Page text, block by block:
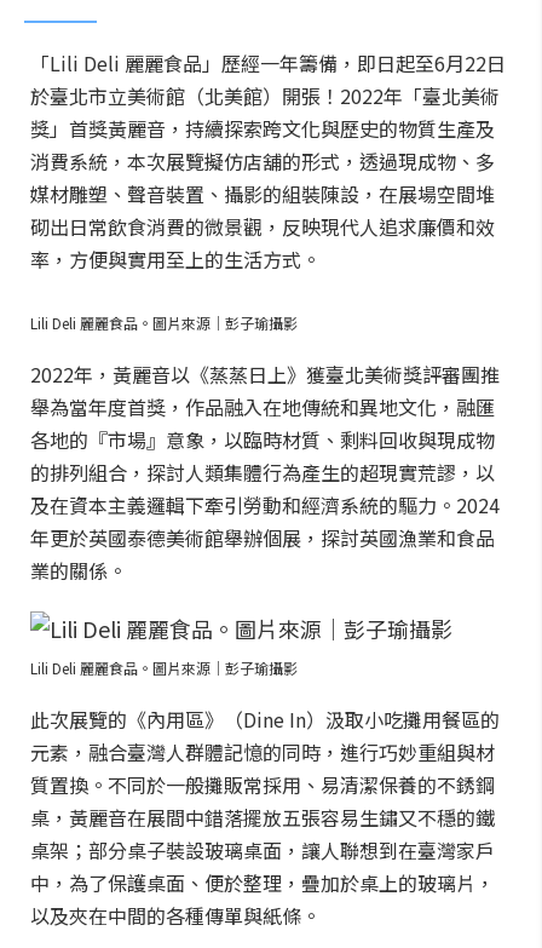
「Lili Deli 麗麗食品」歷經一年籌備，即日起至6月22日
於臺北市立美術館（北美館）開張！2022年「臺北美術
獎」首獎黃麗音，持續探索跨文化與歷史的物質生產及
消費系統，本次展覽擬仿店舖的形式，透過現成物、多
媒材雕塑、聲音裝置、攝影的組裝陳設，在展場空間堆
砌出日常飲食消費的微景觀，反映現代人追求廉價和效
率，方便與實用至上的生活方式。
Lili Deli 麗麗食品。圖片來源｜彭子瑜攝影
2022年，黃麗音以《蒸蒸日上》獲臺北美術獎評審團推
舉為當年度首獎，作品融入在地傳統和異地文化，融匯
各地的『市場』意象，以臨時材質、剩料回收與現成物
的排列組合，探討人類集體行為產生的超現實荒謬，以
及在資本主義邏輯下牽引勞動和經濟系統的驅力。2024
年更於英國泰德美術館舉辦個展，探討英國漁業和食品
業的關係。
Lili Deli 麗麗食品。圖片來源｜彭子瑜攝影
此次展覽的《內用區》（Dine In）汲取小吃攤用餐區的
元素，融合臺灣人群體記憶的同時，進行巧妙重組與材
質置換。不同於一般攤販常採用、易清潔保養的不銹鋼
桌，黃麗音在展間中錯落擺放五張容易生鏽又不穩的鐵
桌架；部分桌子裝設玻璃桌面，讓人聯想到在臺灣家戶
中，為了保護桌面、便於整理，疊加於桌上的玻璃片，
以及夾在中間的各種傳單與紙條。